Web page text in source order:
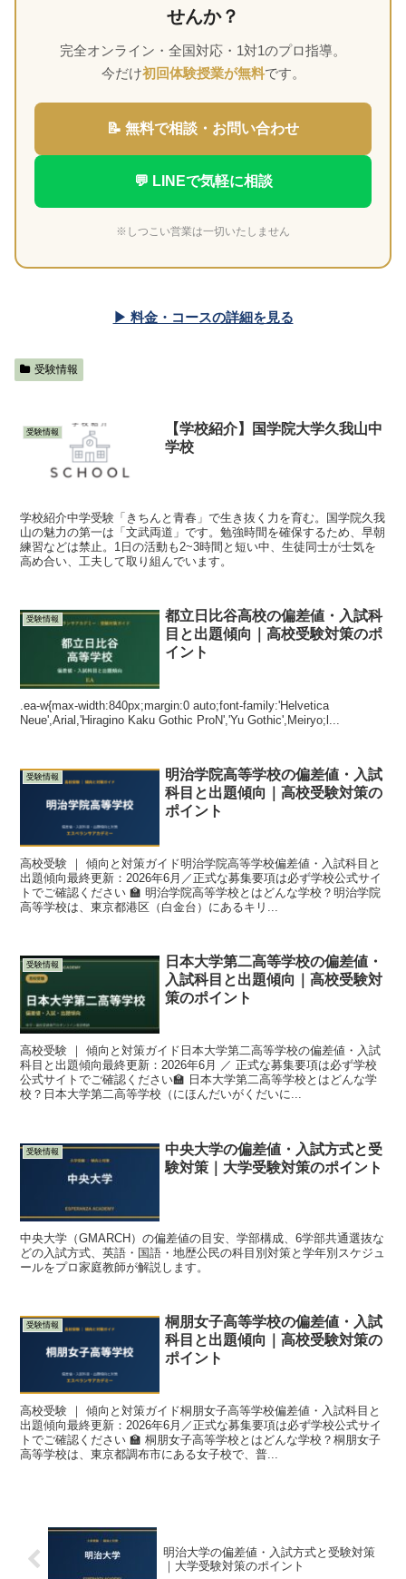
せんか？
完全オンライン・全国対応・1対1のプロ指導。
今だけ初回体験授業が無料です。
📝 無料で相談・お問い合わせ
💬 LINEで気軽に相談
※しつこい営業は一切いたしません
▶ 料金・コースの詳細を見る
受験情報
受験情報
【学校紹介】国学院大学久我山中
学校
学校紹介中学受験「きちんと青春」で生き抜く力を育む。国学院久我
山の魅力の第一は「文武両道」です。勉強時間を確保するため、早朝
練習などは禁止。1日の活動も2~3時間と短い中、生徒同士が士気を
高め合い、工夫して取り組んでいます。
受験情報
都立日比谷高校の偏差値・入試科
目と出題傾向｜高校受験対策のポ
イント
.ea-w{max-width:840px;margin:0 auto;font-family:'Helvetica
Neue',Arial,'Hiragino Kaku Gothic ProN','Yu Gothic',Meiryo;l...
受験情報
明治学院高等学校の偏差値・入試
科目と出題傾向｜高校受験対策の
ポイント
高校受験 ｜ 傾向と対策ガイド明治学院高等学校偏差値・入試科目と
出題傾向最終更新：2026年6月／正式な募集要項は必ず学校公式サイ
トでご確認ください 🏫 明治学院高等学校とはどんな学校？明治学院
高等学校は、東京都港区（白金台）にあるキリ...
受験情報
日本大学第二高等学校の偏差値・
入試科目と出題傾向｜高校受験対
策のポイント
高校受験 ｜ 傾向と対策ガイド日本大学第二高等学校の偏差値・入試
科目と出題傾向最終更新：2026年6月 ／ 正式な募集要項は必ず学校
公式サイトでご確認ください🏫 日本大学第二高等学校とはどんな学
校？日本大学第二高等学校（にほんだいがくだいに...
受験情報
中央大学の偏差値・入試方式と受
験対策｜大学受験対策のポイント
中央大学（GMARCH）の偏差値の目安、学部構成、6学部共通選抜な
どの入試方式、英語・国語・地歴公民の科目別対策と学年別スケジュ
ールをプロ家庭教師が解説します。
受験情報
桐朋女子高等学校の偏差値・入試
科目と出題傾向｜高校受験対策の
ポイント
高校受験 ｜ 傾向と対策ガイド桐朋女子高等学校偏差値・入試科目と
出題傾向最終更新：2026年6月／正式な募集要項は必ず学校公式サイ
トでご確認ください 🏫 桐朋女子高等学校とはどんな学校？桐朋女子
高等学校は、東京都調布市にある女子校で、普...
明治大学の偏差値・入試方式と受験対策
｜大学受験対策のポイント